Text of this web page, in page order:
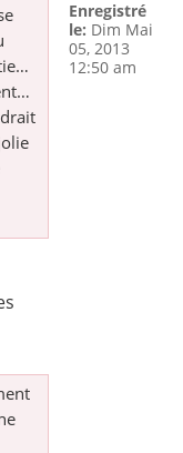
Enregistré
le: Dim Mai
05, 2013
12:50 am